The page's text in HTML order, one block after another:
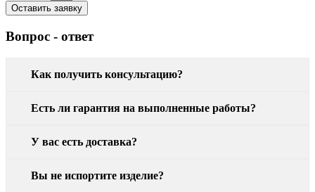
Оставить заявку
Вопрос - ответ
Как получить консультацию?
Есть ли гарантия на выполненные работы?
У вас есть доставка?
Вы не испортите изделие?